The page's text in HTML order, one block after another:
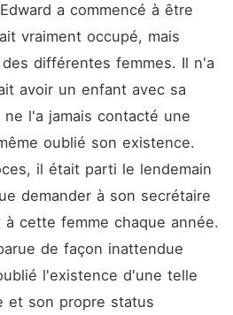
a commencé à être
vraiment occupé, mais
différentes femmes. Il n'a
avoir un enfant avec sa
l'a jamais contacté une
oublié son existence.
il était parti le lendemain
demander à son secrétaire
cette femme chaque année.
de façon inattendue
l'existence d'une telle
et son propre status